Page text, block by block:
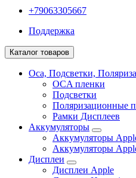
+79063305667
Поддержка
Каталог товаров
Oca, Подсветки,
OCA пленки
Подсветки
Поляризационные
Рамки Дисплеев
Аккумуляторы
Аккумуляторы
Аккумуляторы
Дисплеи
Дисплеи Apple